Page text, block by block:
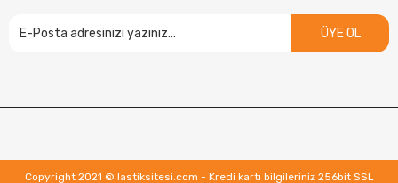
ÜYE OL
Copyright 2021 © lastiksitesi.com - Kredi kartı bilgileriniz 256bit SSL